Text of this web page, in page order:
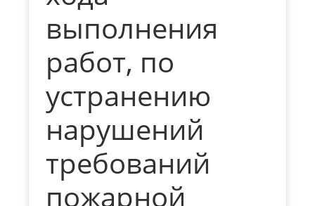
выполнения
работ, по
устранению
нарушений
требований
пожарной